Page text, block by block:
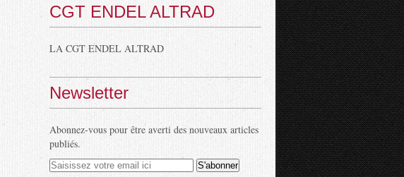
CGT ENDEL ALTRAD
LA CGT ENDEL ALTRAD
Newsletter
Abonnez-vous pour être averti des nouveaux articles
publiés.